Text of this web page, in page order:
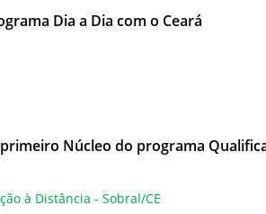
Dia a Dia com o Ceará
Núcleo do programa
à Distância - Sobral/CE